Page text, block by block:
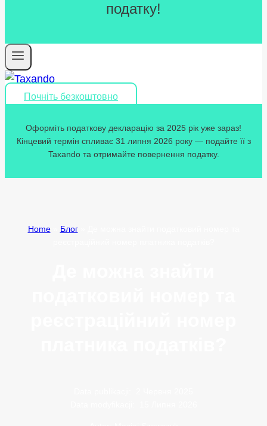
податку!
Почніть безкоштовно
Оформіть податкову декларацію за 2025 рік уже зараз!
Кінцевий термін спливає 31 липня 2026 року — подайте її з
Taxando та отримайте повернення податку.
Home» Блог»